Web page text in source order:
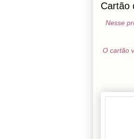
Cartão
Nesse
O cartão